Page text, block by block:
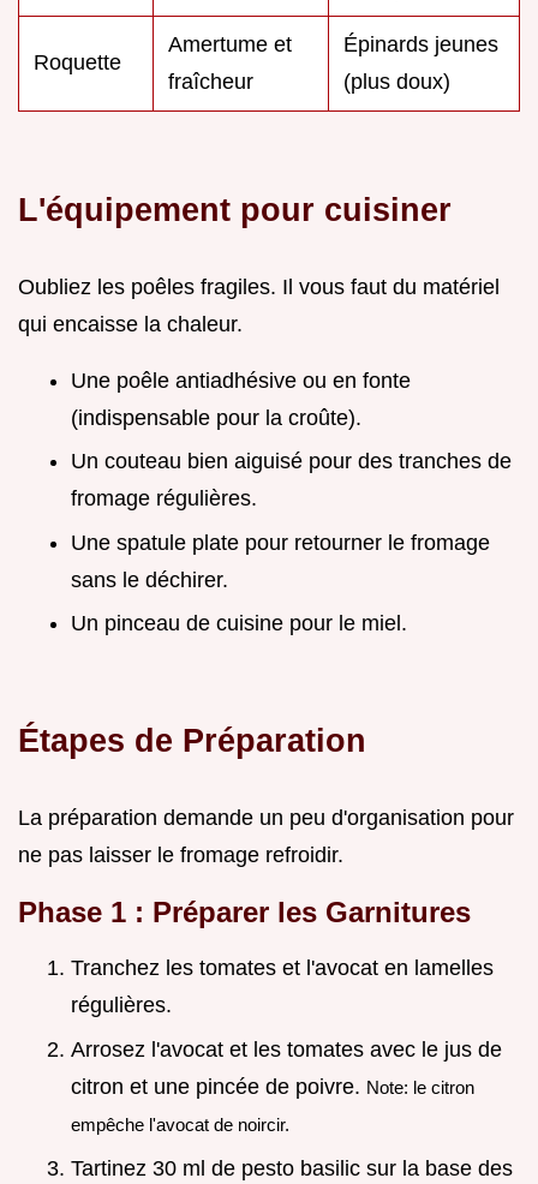
Roquette
Amertume et
fraîcheur
Épinards jeunes
(plus doux)
L'équipement pour cuisiner
Oubliez les poêles fragiles. Il vous faut du matériel
qui encaisse la chaleur.
Une poêle antiadhésive ou en fonte
(indispensable pour la croûte).
Un couteau bien aiguisé pour des tranches de
fromage régulières.
Une spatule plate pour retourner le fromage
sans le déchirer.
Un pinceau de cuisine pour le miel.
Étapes de Préparation
La préparation demande un peu d'organisation pour
ne pas laisser le fromage refroidir.
Phase 1 : Préparer les Garnitures
Tranchez les tomates et l'avocat en lamelles
régulières.
Arrosez l'avocat et les tomates avec le jus de
citron et une pincée de poivre. Note: le citron
empêche l'avocat de noircir.
Tartinez 30 ml de pesto basilic sur la base des